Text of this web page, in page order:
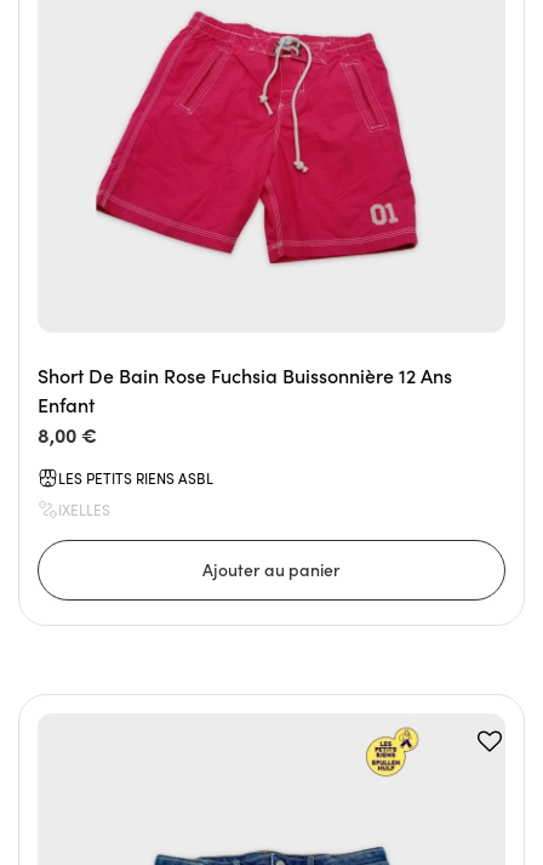
Short De Bain Rose Fuchsia Buissonnière 12 Ans
Enfant
8,00 €
LES PETITS RIENS ASBL
IXELLES